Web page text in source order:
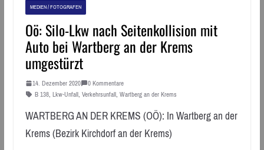
MEDIEN / FOTOGRAFEN
Oö: Silo-Lkw nach Seitenkollision mit
Auto bei Wartberg an der Krems
umgestürzt
14. Dezember 2020
0 Kommentare
B 138, Lkw-Unfall, Verkehrsunfall, Wartberg an der Krems
WARTBERG AN DER KREMS (OÖ): In Wartberg an der
Krems (Bezirk Kirchdorf an der Krems)